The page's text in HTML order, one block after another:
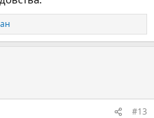
#13